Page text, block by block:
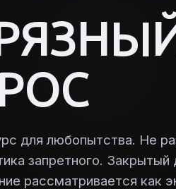
для любопытства. Не
запретного.
рассматривается как